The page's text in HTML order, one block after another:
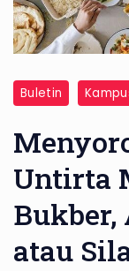
Buletin
Untirta
Bukber,
atau